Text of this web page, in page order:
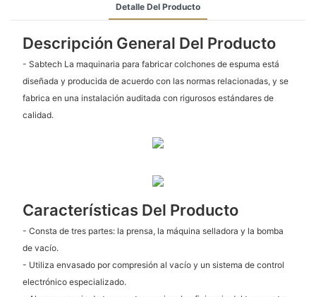
Detalle Del Producto
Descripción General Del Producto
- Sabtech La maquinaria para fabricar colchones de espuma está
diseñada y producida de acuerdo con las normas relacionadas, y se
fabrica en una instalación auditada con rigurosos estándares de
calidad.
Características Del Producto
- Consta de tres partes: la prensa, la máquina selladora y la bomba
de vacío.
- Utiliza envasado por compresión al vacío y un sistema de control
electrónico especializado.